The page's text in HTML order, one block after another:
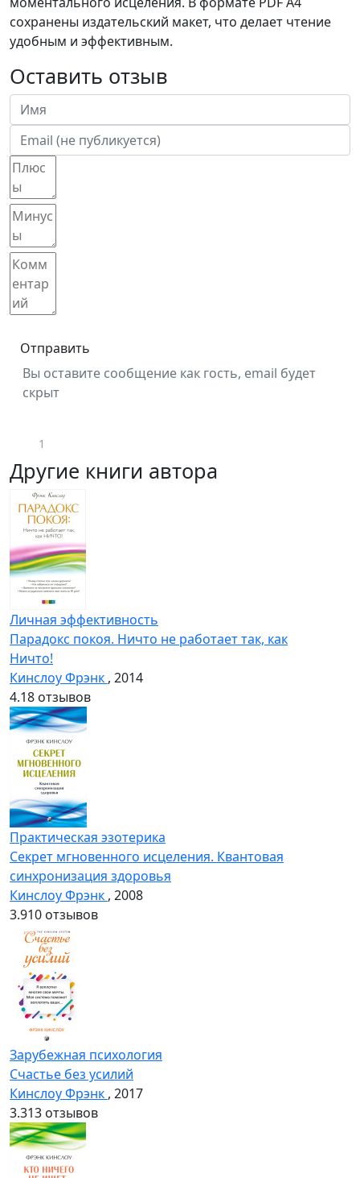
сохранены издательский макет, что делает чтение
удобным и эффективным.
Оставить отзыв
Отправить
Вы оставите сообщение как гость, email будет
скрыт
1
Другие книги автора
Личная эффективность
Парадокс покоя. Ничто не работает так, как
Ничто!
Кинслоу Фрэнк , 2014
4.18 отзывов
Практическая эзотерика
Секрет мгновенного исцеления. Квантовая
синхронизация здоровья
Кинслоу Фрэнк , 2008
3.910 отзывов
Зарубежная психология
Счастье без усилий
Кинслоу Фрэнк , 2017
3.313 отзывов